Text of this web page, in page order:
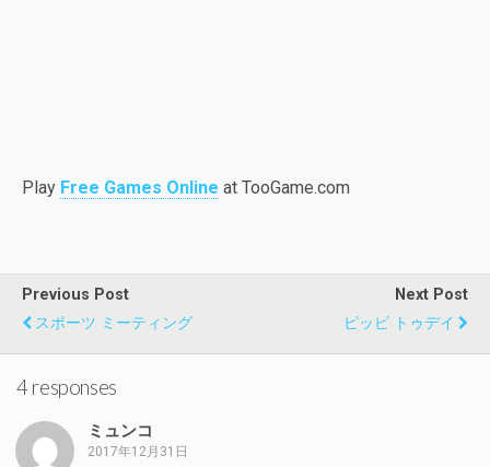
Play Free Games Online at TooGame.com
Previous Post
スポーツ ミーティング
Next Post
ピッピ トゥデイ
4 responses
ミュンコ
2017年12月31日